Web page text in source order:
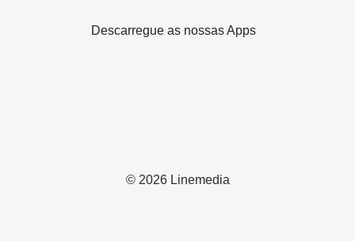
© 2026 Linemedia
Descarregue as nossas Apps